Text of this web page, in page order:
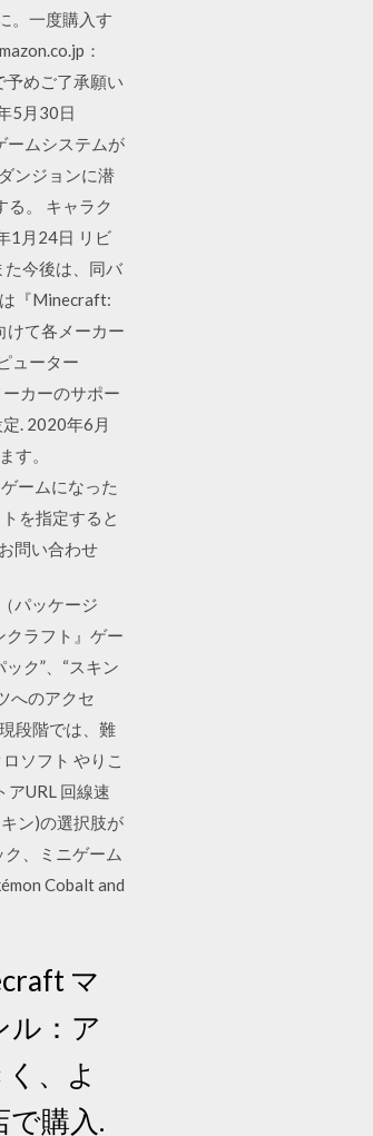
。一度購入す
：
予めご了承願い
5月30日
ームシステムが
ンジョンに潜
る。 キャラク
1月24日 リビ
た今後は、同バ
『Minecraft:
けて各メーカー
ューター
カーのサポー
. 2020年6月
す。
ームになった
を指定すると
問い合わせ
パッケージ
ラフト』ゲー
ク”、“スキン
へのアクセ
段階では、難
ソフト やりこ
アURL 回線速
ン)の選択肢が
、ミニゲーム
Cobalt and
マ
ル：ア
、よ
で購入.